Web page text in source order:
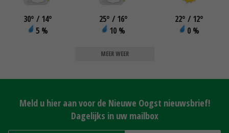
30° / 14°
5 %
25° / 16°
10 %
22° / 12°
0 %
MEER WEER
Meld u hier aan voor de Nieuwe Oogst nieuwsbrief!
Dagelijks in uw mailbox